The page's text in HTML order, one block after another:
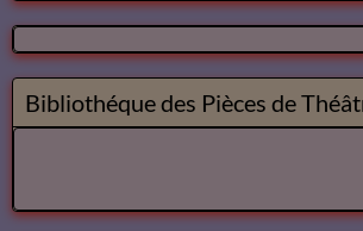
Notre Bibliothéque Théâtrale
Vidéos